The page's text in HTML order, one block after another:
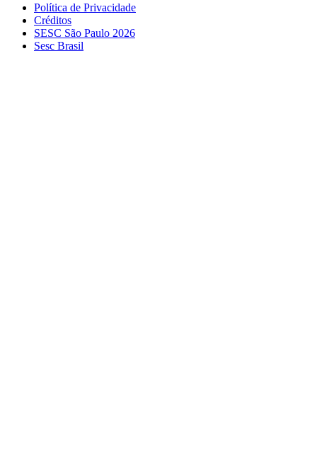
Política de Privacidade
Créditos
SESC São Paulo 2026
Sesc Brasil